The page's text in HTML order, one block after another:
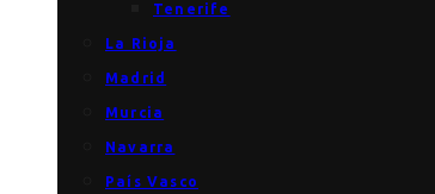
Tenerife
La Rioja
Madrid
Murcia
Navarra
País Vasco